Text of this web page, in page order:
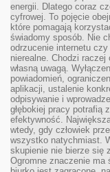
energii. Dlatego coraz
cyfrowej. To pojęcie
które pomagają
świadomy sposób. Nie
odrzucenie internetu
nierealne. Chodzi
własną uwagą.
powiadomień,
aplikacji, ustalenie
odpisywanie i
głębokiej pracy potrafią
efektywność.
wtedy, gdy człowiek
wszystko natychmiast.
skupienie nie bierze się
Ogromne znaczenie ma